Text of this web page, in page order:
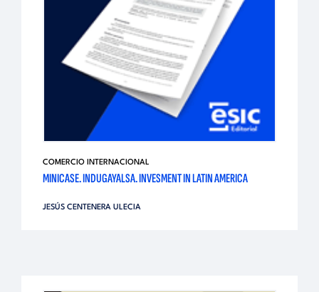
COMERCIO INTERNACIONAL
MINICASE. INDUGAYALSA. INVESMENT IN LATIN AMERICA
JESÚS CENTENERA ULECIA